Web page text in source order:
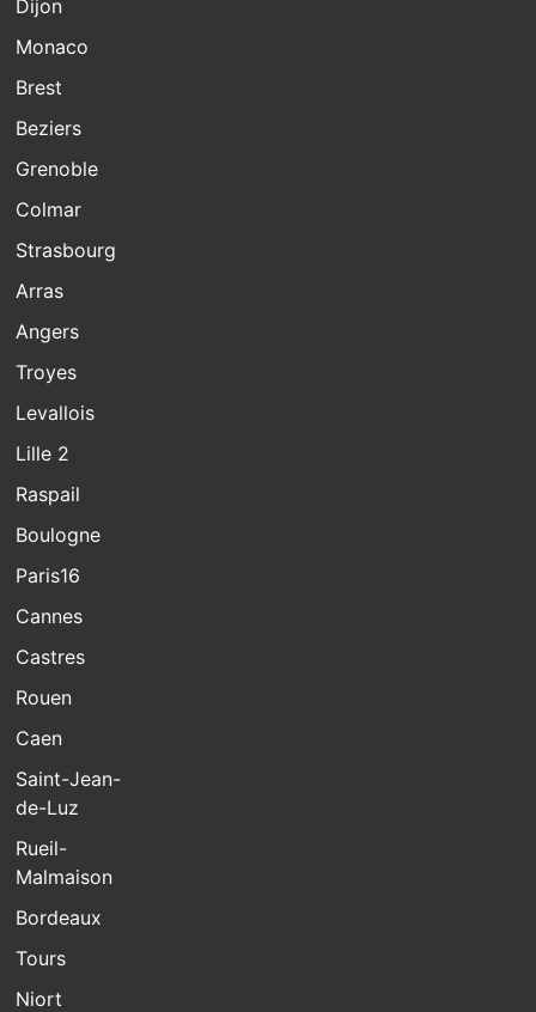
Dijon
Monaco
Brest
Beziers
Grenoble
Colmar
Strasbourg
Arras
Angers
Troyes
Levallois
Lille 2
Raspail
Boulogne
Paris16
Cannes
Castres
Rouen
Caen
Saint-Jean-
de-Luz
Rueil-
Malmaison
Bordeaux
Tours
Niort